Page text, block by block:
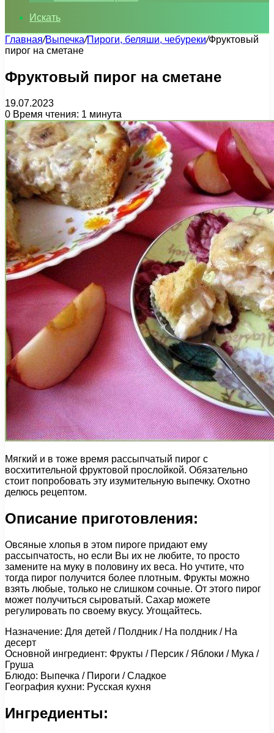
Искать
Главная/Выпечка/Пироги, беляши, чебуреки/Фруктовый
пирог на сметане
Фруктовый пирог на сметане
19.07.2023
0 Время чтения: 1 минута
Мягкий и в тоже время рассыпчатый пирог с
восхитительной фруктовой прослойкой. Обязательно
стоит попробовать эту изумительную выпечку. Охотно
делюсь рецептом.
Описание приготовления:
Овсяные хлопья в этом пироге придают ему
рассыпчатость, но если Вы их не любите, то просто
замените на муку в половину их веса. Но учтите, что
тогда пирог получится более плотным. Фрукты можно
взять любые, только не слишком сочные. От этого пирог
может получиться сыроватый. Сахар можете
регулировать по своему вкусу. Угощайтесь.
Назначение: Для детей / Полдник / На полдник / На
десерт
Основной ингредиент: Фрукты / Персик / Яблоки / Мука /
Груша
Блюдо: Выпечка / Пироги / Сладкое
География кухни: Русская кухня
Ингредиенты: